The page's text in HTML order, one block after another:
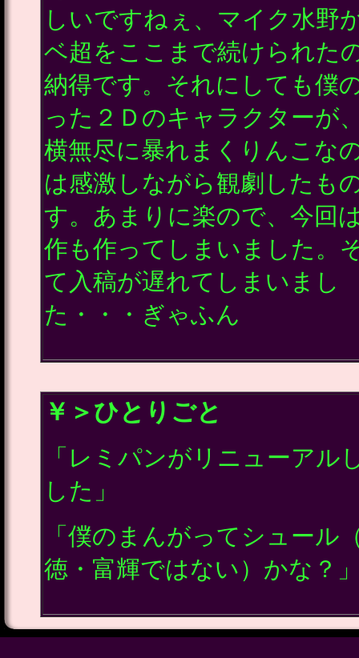
しいですねぇ、マイク水野
ベ超をここまで続けられた
納得です。それにしても僕
った２Ｄのキャラクターが
横無尽に暴れまくりんこな
は感激しながら観劇したも
す。あまりに楽ので、今回
作も作ってしまいました。
て入稿が遅れてしまいまし
た・・・ぎゃふん
￥＞ひとりごと
「レミパンがリニューアル
した」
「僕のまんがってシュール
徳・富輝ではない）かな？